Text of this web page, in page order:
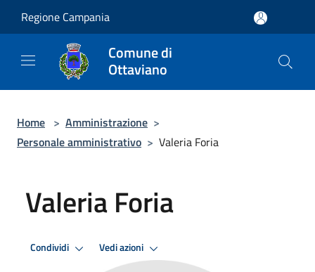
Regione Campania
Comune di
Ottaviano
Home > Amministrazione >
Personale amministrativo > Valeria Foria
Valeria Foria
Condividi Vedi azioni